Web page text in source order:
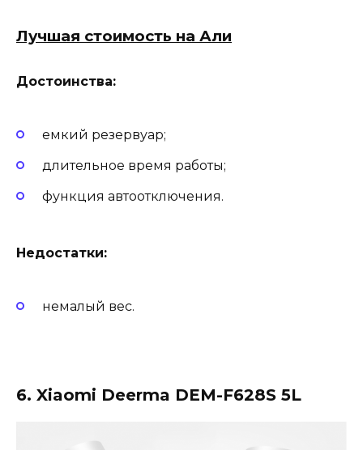
Лучшая стоимость на Али
Достоинства:
емкий резервуар;
длительное время работы;
функция автоотключения.
Недостатки:
немалый вес.
6. Xiaomi Deerma DEM-F628S 5L